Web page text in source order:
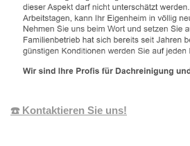
☎️ Kontaktieren Sie uns!